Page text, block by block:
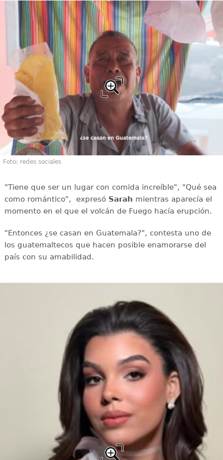
Foto: redes sociales
"Tiene que ser un lugar con comida increíble", "Qué sea
como romántico", expresó Sarah mientras aparecía el
momento en el que el volcán de Fuego hacía erupción.
"Entonces ¿se casan en Guatemala?", contesta uno de
los guatemaltecos que hacen posible enamorarse del
país con su amabilidad.